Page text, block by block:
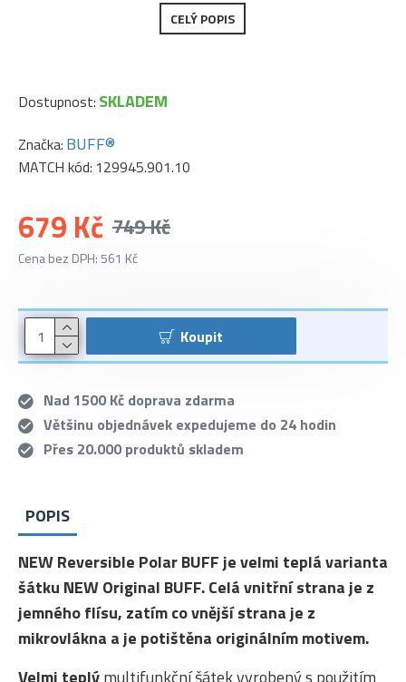
CELÝ POPIS
679 Kč 749 Kč
Cena bez DPH: 561 Kč
Dostupnost: SKLADEM
Značka: BUFF®
MATCH kód: 129945.901.10
Koupit
Nad 1500 Kč doprava zdarma
Většinu objednávek expedujeme do 24 hodin
Přes 20.000 produktů skladem
POPIS
NEW Reversible Polar BUFF je velmi teplá varianta
šátku NEW Original BUFF. Celá vnitřní strana je z
jemného flísu, zatím co vnější strana je z
mikrovlákna a je potištěna originálním motivem.
Velmi teplýmultifunkční šátek vyrobený s použitím